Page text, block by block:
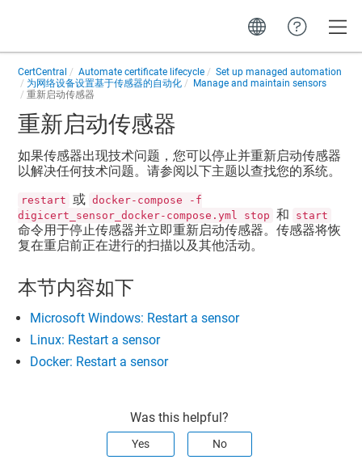
CertCentral Automate certificate lifecycle
Set up managed automation
为网络设备设置基于传感器的自动化
Manage and maintain sensors
重新启动传感器
重新启动传感器
如果传感器出现技术问题，您可以停止并重新启动传感器
以解决任何技术问题。请参阅以下主题以查找您的系统。
restart 或 docker-compose -f
digicert_sensor_docker-compose.yml stop 和 start
命令用于停止传感器并立即重新启动传感器。传感器将恢
复在重启前正在进行的扫描以及其他活动。
本节内容如下
Microsoft Windows: Restart a sensor
Linux: Restart a sensor
Docker: Restart a sensor
Was this helpful?
Yes No